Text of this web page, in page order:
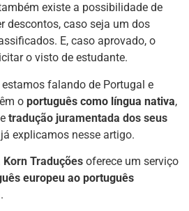
existe a possibilidade de
descontos, caso seja um dos
E, caso aprovado, o
o visto de estudante.
falando de Portugal e
o português como língua nativa,
tradução juramentada dos seus
explicamos nesse artigo.
Korn Traduções oferece um serviço
europeu ao português